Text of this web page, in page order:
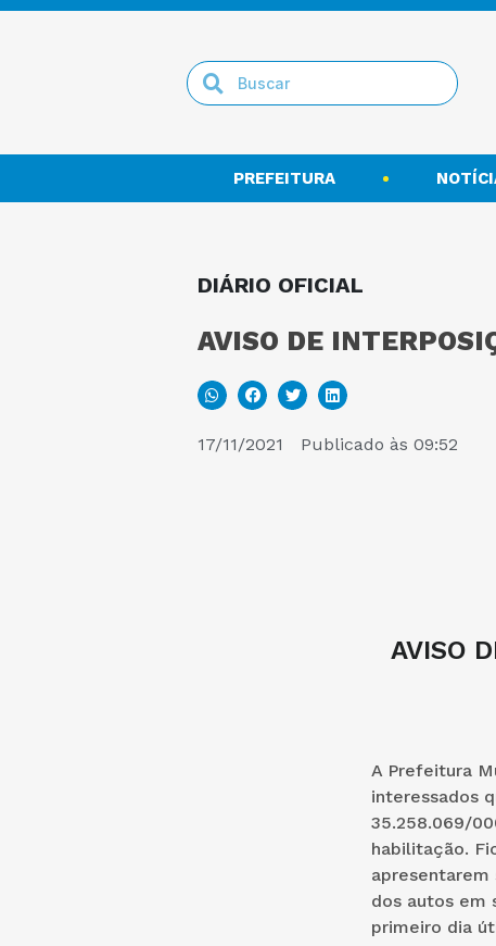
PREFEITURA
DIÁRIO OFICIAL
AVISO DE
17/11/2021 Publicado às 09:52
AVISO
A Prefeitura
interessados
35.258.069/
habilitação.
apresentarem
dos autos em
primeiro dia